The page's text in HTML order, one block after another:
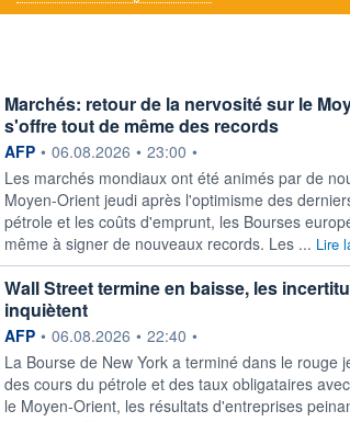
Marchés: retour de la nervosité sur le
s'offre tout de même des records
information fournie par
AFP • 06.08.2026 • 23:00 •
Les marchés mondiaux ont été animés par de
Moyen-Orient jeudi après l'optimisme des
pétrole et les coûts d'emprunt, les Bourses
même à signer de nouveaux records. Les ... Lire
Wall Street termine en baisse, les
inquiètent
information fournie par
AFP • 06.08.2026 • 22:40 •
La Bourse de New York a terminé dans le rouge
des cours du pétrole et des taux obligataires
le Moyen-Orient, les résultats d'entreprises